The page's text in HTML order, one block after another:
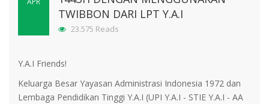
TWIBBON DARI LPT Y.A.I
23.575 Reads
Y.A.I Friends!
Keluarga Besar Yayasan Administrasi Indonesia 1972 dan
Lembaga Pendidikan Tinggi Y.A.I (UPI Y.A.I - STIE Y.A.I - AA